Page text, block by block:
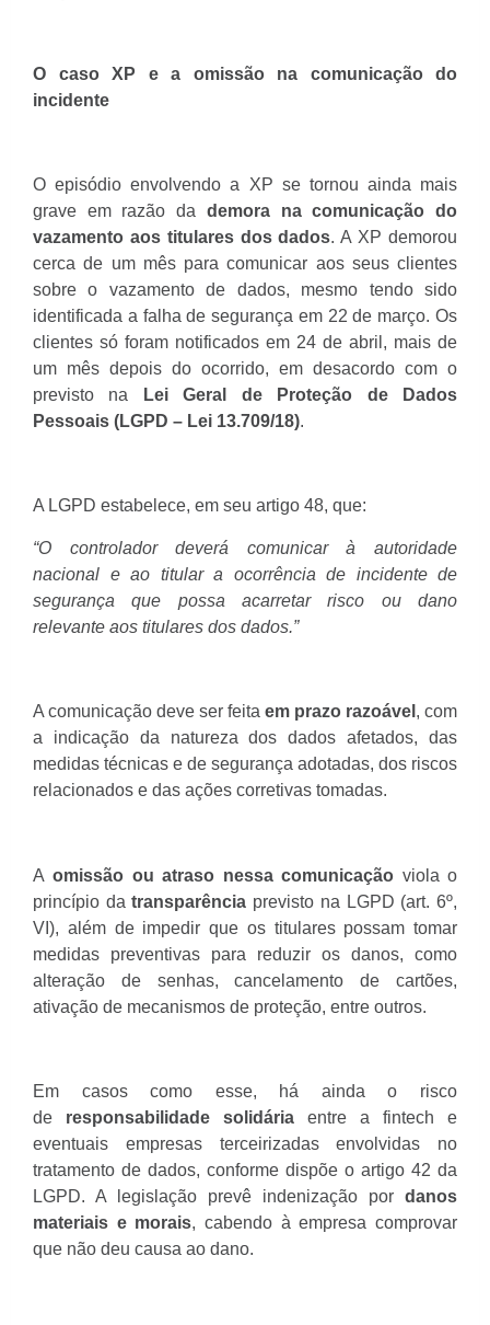
O caso XP e a omissão na comunicação do
incidente
O episódio envolvendo a XP se tornou ainda mais
grave em razão da demora na comunicação do
vazamento aos titulares dos dados. A XP demorou
cerca de um mês para comunicar aos seus clientes
sobre o vazamento de dados, mesmo tendo sido
identificada a falha de segurança em 22 de março. Os
clientes só foram notificados em 24 de abril, mais de
um mês depois do ocorrido, em desacordo com o
previsto na
Lei Geral de Proteção de Dados
Pessoais (LGPD – Lei 13.709/18).
A LGPD estabelece, em seu artigo 48, que:
“O controlador deverá comunicar à autoridade
nacional e ao titular a ocorrência de incidente de
segurança que possa acarretar risco ou dano
relevante aos titulares dos dados.”
A comunicação deve ser feita em prazo razoável , com
a indicação da natureza dos dados afetados, das
medidas técnicas e de segurança adotadas, dos riscos
relacionados e das ações corretivas tomadas.
Aomissão ou atraso nessa comunicação viola o
princípio datransparência previsto na LGPD (art. 6º,
VI), além de impedir que os titulares possam tomar
medidas preventivas para reduzir os danos, como
alteração de senhas, cancelamento de cartões,
ativação de mecanismos de proteção, entre outros.
Em casos como esse, há ainda o risco
de responsabilidade solidária entre a fintech e
eventuais empresas terceirizadas envolvidas no
tratamento de dados, conforme dispõe o artigo 42 da
LGPD. A legislação prevê indenização por danos
materiais e morais, cabendo à empresa comprovar
que não deu causa ao dano.